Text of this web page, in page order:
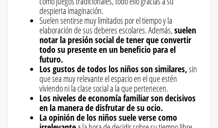
despierta imaginación.
Suelen sentirse muy limitados por el tiempo y la
elaboración de sus deberes escolares. Además,suelen
notar la presión social de tener que convertir
todo su presente en un beneficio para el
futuro.
Los gustos de todos los niños son similares,sin
que sea muy relevante el espacio en el que estén
viviendo ni la clase social a la que pertenecen.
Los niveles de economía familiar son decisivos
en la manera de disfrutar de su ocio.
La opinión de los niños suele verse como